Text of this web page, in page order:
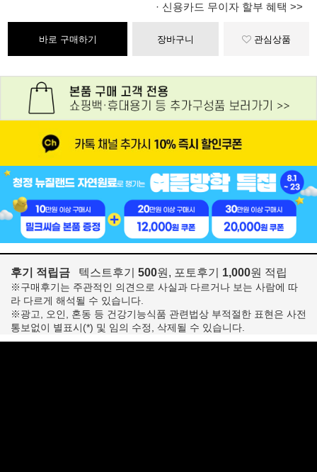
· 신용카드 무이자 할부 혜택 >>
바로 구매하기 장바구니 관심상품
후기 적립금 텍스트후기 500원, 포토후기 1,000원 적립
※구매후기는 주관적인 의견으로 사실과 다르거나 보는 사람에 따
라 다르게 해석될 수 있습니다.
※광고, 오인, 혼동 등 건강기능식품 관련법상 부적절한 표현은 사전
통보없이 별표시(*) 및 임의 수정, 삭제될 수 있습니다.